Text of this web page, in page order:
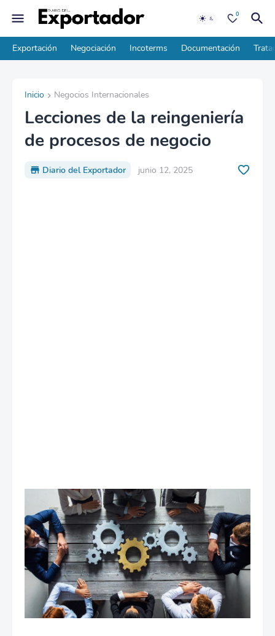
0
Exportación Negociación Incoterms Documentación
Inicio Negocios Internacionales
Lecciones de la reingeniería
de procesos de negocio
Diario del Exportador junio 12, 2025